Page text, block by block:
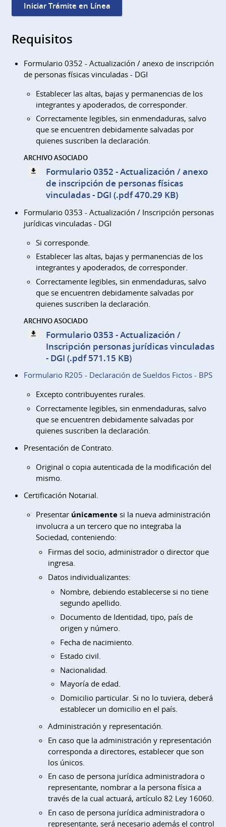
Iniciar Trámite en Línea
Requisitos
Formulario 0352 - Actualización / anexo de inscripción
de personas físicas vinculadas - DGI
Establecer las altas, bajas y permanencias de los
integrantes y apoderados, de corresponder.
Correctamente legibles, sin enmendaduras, salvo
que se encuentren debidamente salvadas por
quienes suscriben la declaración.
ARCHIVO ASOCIADO
Formulario 0352 - Actualización / anexo
de inscripción de personas físicas
vinculadas - DGI (.pdf 470.29 KB)
Formulario 0353 - Actualización / Inscripción personas
jurídicas vinculadas - DGI
Si corresponde.
Establecer las altas, bajas y permanencias de los
integrantes y apoderados, de corresponder.
Correctamente legibles, sin enmendaduras, salvo
que se encuentren debidamente salvadas por
quienes suscriben la declaración.
ARCHIVO ASOCIADO
Formulario 0353 - Actualización /
Inscripción personas jurídicas vinculadas
- DGI (.pdf 571.15 KB)
Formulario R205 - Declaración de Sueldos Fictos - BPS
Excepto contribuyentes rurales.
Correctamente legibles, sin enmendaduras, salvo
que se encuentren debidamente salvadas por
quienes suscriben la declaración.
Presentación de Contrato.
Original o copia autenticada de la modificación del
mismo.
Certificación Notarial.
Presentar únicamentesi la nueva administración
involucra a un tercero que no integraba la
Sociedad, conteniendo:
Firmas del socio, administrador o director que
ingresa.
Datos individualizantes:
Nombre, debiendo establecerse si no tiene
segundo apellido.
Documento de Identidad, tipo, país de
origen y número.
Fecha de nacimiento.
Estado civil.
Nacionalidad.
Mayoría de edad.
Domicilio particular. Si no lo tuviera, deberá
establecer un domicilio en el país.
Administración y representación.
En caso que la administración y representación
corresponda a directores, establecer que son
los únicos.
En caso de persona jurídica administradora o
representante, nombrar a la persona física a
través de la cual actuará, artículo 82 Ley 16060.
En caso de persona jurídica administradora o
representante, será necesario además el control